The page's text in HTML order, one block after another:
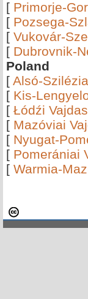
[ Primorje-
[ Pozsega-
[ Vukovár-
[ Dubrovnik-
Poland
[ Alsó-
[ Kis-
[ Łódźi
[ Mazóviai
[ Nyugat-
[ Pomerániai
[ Warmia-